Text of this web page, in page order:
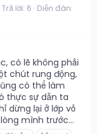
Trả lời: 6 Diễn đàn:
có lẽ không phải
chút rung động,
có thể làm
thực sự dẫn ta
dừng lại ở lớp vỏ
mình trước...